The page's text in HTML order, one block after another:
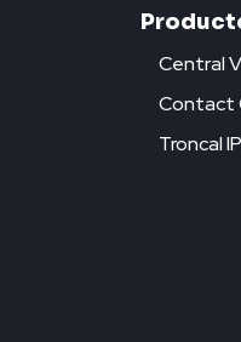
Central
Contact
Troncal IP